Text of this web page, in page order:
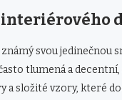
svou jedinečnou
tlumená a
a složité vzory, které